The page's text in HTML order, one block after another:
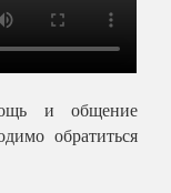
и общение
обратиться